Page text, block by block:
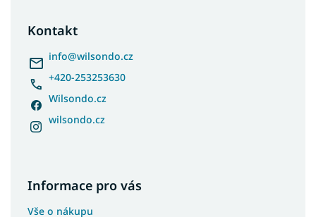
Kontakt
info@wilsondo.cz
+420-253253630
Wilsondo.cz
wilsondo.cz
Informace pro vás
Vše o nákupu